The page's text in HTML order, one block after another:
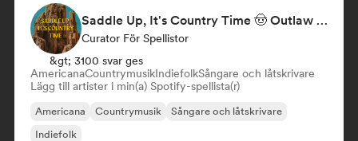
Saddle Up, It's Country Time 🤠 Outlaw Country, Americana & Country Rock
Curator För Spellistor
&gt; 3100 svar ges
AmericanaCountrymusikIndiefolkSångare och låtskrivare
Lägg till artister i min(a) Spotify-spellista(r)
Americana Countrymusik
Sångare och låtskrivare
Indiefolk